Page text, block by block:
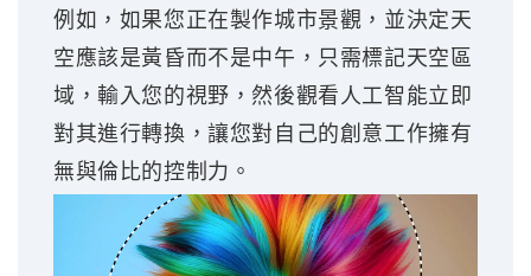
例如，如果您正在製作城市景觀，並決定天
空應該是黃昏而不是中午，只需標記天空區
域，輸入您的視野，然後觀看人工智能立即
對其進行轉換，讓您對自己的創意工作擁有
無與倫比的控制力。